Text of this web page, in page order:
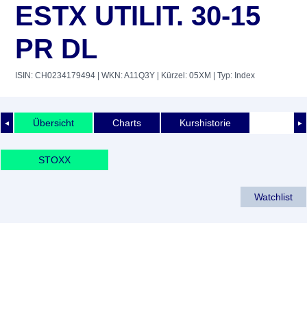
ESTX UTILIT. 30-15
PR DL
ISIN: CH0234179494 | WKN: A11Q3Y | Kürzel: 05XM | Typ: Index
◄ ►
Übersicht Charts Kurshistorie
STOXX
Watchlist